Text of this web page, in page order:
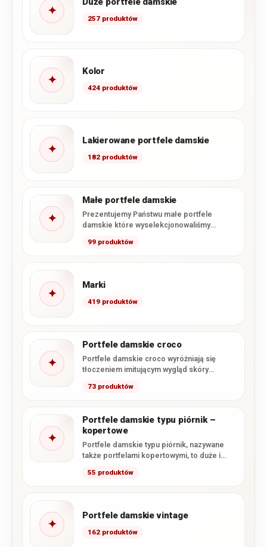
✦
257 produktów
✦
Kolor
424 produktów
✦
Lakierowane portfele damskie
182 produktów
✦
Małe portfele damskie
Prezentujemy Państwu małe portfele
damskie które wyselekcjonowaliśmy
wszystkie dostępne u…
99 produktów
✦
Marki
419 produktów
✦
Portfele damskie croco
Portfele damskie croco wyróżniają się
tłoczeniem imitującym wygląd skóry
lakierowanym wykończeniem. W…
73 produktów
✦
Portfele damskie typu piórnik –
kopertowe
Portfele damskie typu piórnik, nazywane
także portfelami kopertowymi, to duże i
zapięciem…
55 produktów
✦
Portfele damskie vintage
162 produktów